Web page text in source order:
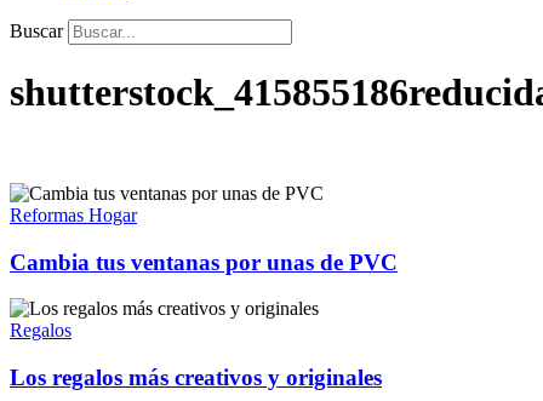
Buscar
Reformas Hogar
Cambia tus ventanas por unas de PVC
Regalos
Los regalos más creativos y originales